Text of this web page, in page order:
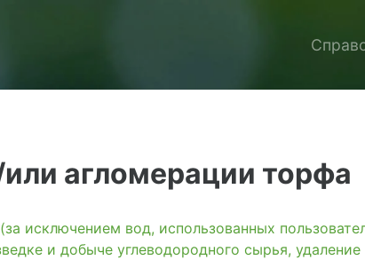
агломерации торфа
вод, использованных
и добыче углеводородного сырья,